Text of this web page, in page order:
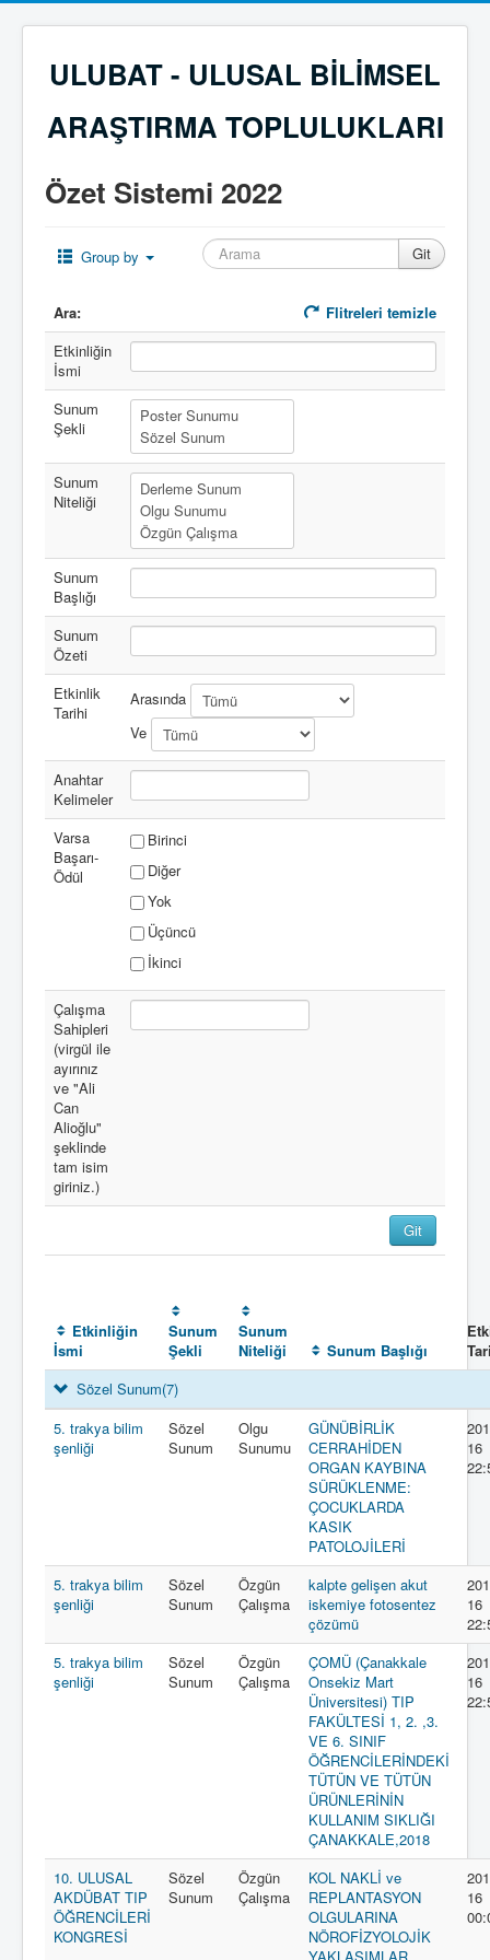
ULUBAT - ULUSAL BİLİMSEL
ARAŞTIRMA TOPLULUKLARI
Özet Sistemi 2022
Group by
Ara:
Flitreleri temizle
Etkinliğin
İsmi
Sunum
Şekli
Sunum
Niteliği
Sunum
Başlığı
Sunum
Özeti
Etkinlik
Tarihi
Arasında
Ve
Anahtar
Kelimeler
Varsa
Başarı-
Ödül
Birinci
Diğer
Yok
Üçüncü
İkinci
Çalışma
Sahipleri
(virgül ile
ayırınız
ve "Ali
Can
Alioğlu"
şeklinde
tam isim
giriniz.)
Etkinliğin
İsmi
Sunum
Şekli
Sunum
Niteliği
Sunum Başlığı
Sözel Sunum(7)
5. trakya bilim
şenliği
Sözel
Sunum
Olgu
Sunumu
GÜNÜBİRLİK
CERRAHİDEN
ORGAN KAYBINA
SÜRÜKLENME:
ÇOCUKLARDA
KASIK
PATOLOJİLERİ
16
5. trakya bilim
şenliği
Sözel
Sunum
Özgün
Çalışma
kalpte gelişen akut
iskemiye fotosentez
çözümü
16
5. trakya bilim
şenliği
Sözel
Sunum
Özgün
Çalışma
ÇOMÜ (Çanakkale
Onsekiz Mart
Üniversitesi) TIP
FAKÜLTESİ 1, 2. ,3.
VE 6. SINIF
ÖĞRENCİLERİNDEKİ
TÜTÜN VE TÜTÜN
ÜRÜNLERİNİN
KULLANIM SIKLIĞI
ÇANAKKALE,2018
16
10. ULUSAL
AKDÜBAT TIP
ÖĞRENCİLERİ
KONGRESİ
Sözel
Sunum
Özgün
Çalışma
KOL NAKLİ ve
REPLANTASYON
OLGULARINA
NÖROFİZYOLOJİK
16